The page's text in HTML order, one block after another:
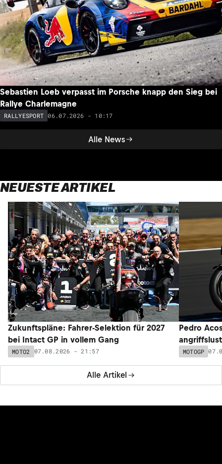
Alle News
Sebastien Loeb verpasst im Porsche knapp den Sieg bei
Rallye Charlemagne
RALLYESPORT 06.07.2026 - 10:17
NEUESTE ARTIKEL
Alle Artikel
Zukunftspläne: Fahrer-Selektion für 2027
bei Intact GP in vollem Gang
MOTO2 07.08.2026 - 21:57
Pedro
MOTOGP